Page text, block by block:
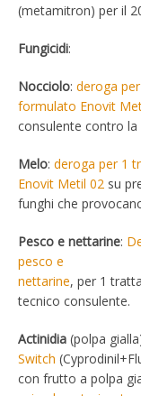
(metamitron) per il
Fungicidi:
Nocciolo: deroga
formulato Enovit
consulente contro
Melo: deroga per 1
Enovit Metil 02 su
funghi che
Pesco e nettarine:
pesco e
nettarine, per 1
tecnico consulente.
Actinidia (polpa
Switch
con frutto a polpa